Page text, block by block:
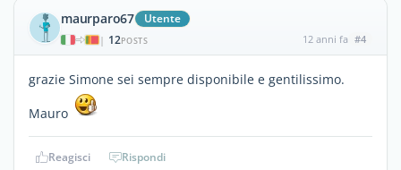
maurparo67 Utente
| 12POSTS 12 anni fa #4
grazie Simone sei sempre disponibile e gentilissimo.
Mauro
Reagisci Rispondi